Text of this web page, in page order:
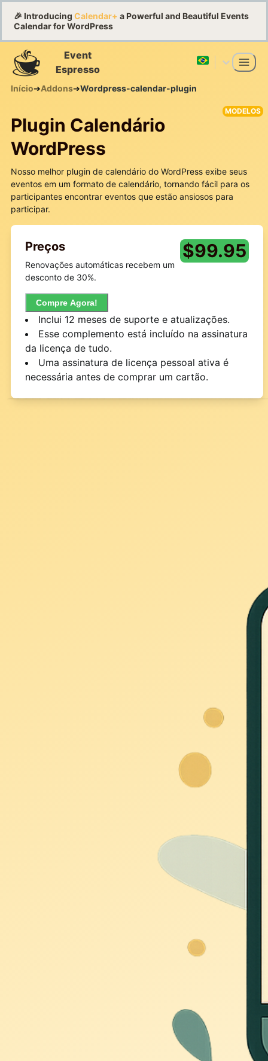
🎉 Introducing Calendar+ a Powerful and Beautiful Events
Calendar for WordPress
Event
Espresso
Início➔Addons➔Wordpress-calendar-plugin
Plugin Calendário
WordPress
MODELOS
Nosso melhor plugin de calendário do WordPress exibe seus
eventos em um formato de calendário, tornando fácil para os
participantes encontrar eventos que estão ansiosos para
participar.
Preços
Renovações automáticas recebem um
desconto de 30%.
Compre Agora!
$99.95
Inclui 12 meses de suporte e atualizações.
Esse complemento está incluído na assinatura
da licença de tudo.
Uma assinatura de licença pessoal ativa é
necessária antes de comprar um cartão.